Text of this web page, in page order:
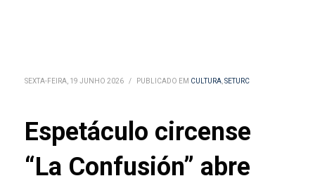
SEXTA-FEIRA, 19 JUNHO 2026 / PUBLICADO EM CULTURA,SETURC
Espetáculo circense
“La Confusión” abre